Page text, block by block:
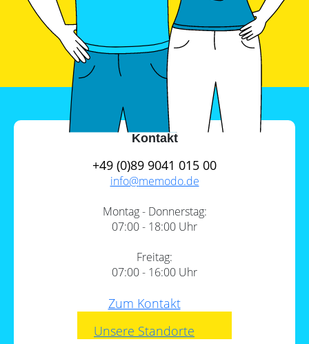
Kontakt
+49 (0)89 9041 015 00
info@memodo.de
Montag - Donnerstag:
07:00 - 18:00 Uhr
Freitag:
07:00 - 16:00 Uhr
Zum Kontakt
Unsere Standorte